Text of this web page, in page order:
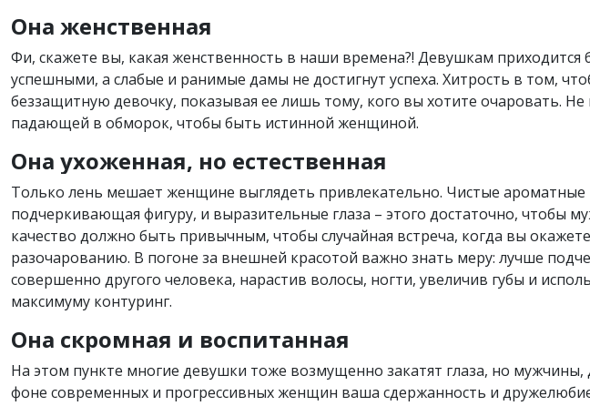
Она женственная
Фи, скажете вы, какая женственность в наши времена?! Девушкам
успешными, а слабые и ранимые дамы не достигнут успеха. Хитрость в том,
беззащитную девочку, показывая ее лишь тому, кого вы хотите очаровать.
падающей в обморок, чтобы быть истинной женщиной.
Она ухоженная, но естественная
Только лень мешает женщине выглядеть привлекательно. Чистые
подчеркивающая фигуру, и выразительные глаза – этого достаточно, чтобы
качество должно быть привычным, чтобы случайная встреча, когда вы
разочарованию. В погоне за внешней красотой важно знать меру: лучше
совершенно другого человека, нарастив волосы, ногти, увеличив губы и
максимуму контуринг.
Она скромная и воспитанная
На этом пункте многие девушки тоже возмущенно закатят глаза, но
фоне современных и прогрессивных женщин ваша сдержанность и